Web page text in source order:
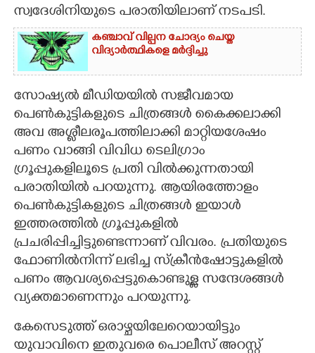
സ്വദേശിനിയുടെ പരാതിയിലാണ് നടപടി.
കഞ്ചാവ് വില്പന ചോദ്യം ചെയ്ത
വിദ്യാർത്ഥികളെ മർദ്ദിച്ചു
സോഷ്യൽ മീഡിയയിൽ സജീവമായ
പെൺകുട്ടികളുടെ ചിത്രങ്ങൾ കെെക്കലാക്കി
അവ അശ്ലീലരൂപത്തിലാക്കി മാറ്റിയശേഷം
പണം വാങ്ങി വിവിധ ടെലിഗ്രാം
ഗ്രൂപ്പുകളിലൂടെ പ്രതി വിൽക്കുന്നതായി
പരാതിയിൽ പറയുന്നു. ആയിരത്തോളം
പെൺകുട്ടികളുടെ ചിത്രങ്ങൾ ഇയാൾ
ഇത്തരത്തിൽ ഗ്രൂപ്പുകളിൽ
പ്രചരിപ്പിച്ചിട്ടുണ്ടെന്നാണ് വിവരം. പ്രതിയുടെ
ഫോണിൽനിന്ന് ലഭിച്ച സ്ക്രീൻഷോട്ടുകളിൽ
പണം ആവശ്യപ്പെട്ടുകൊണ്ടുള്ള സന്ദേശങ്ങൾ
വ്യക്തമാണെന്നും പറയുന്നു.
കേസെടുത്ത് ഒരാഴ്ചയിലേറെയായിട്ടും
യുവാവിനെ ഇതുവരെ പൊലീസ് അറസ്റ്റ്